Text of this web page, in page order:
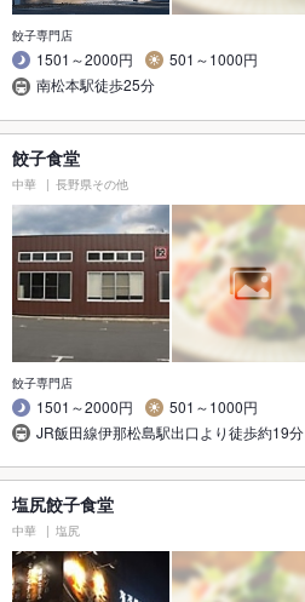
餃子専門店
1501～2000円
501～1000円
南松本駅徒歩25分
餃子食堂
中華 長野県その他
餃子専門店
1501～2000円
501～1000円
JR飯田線伊那松島駅出口より徒歩約19分
塩尻餃子食堂
中華 塩尻